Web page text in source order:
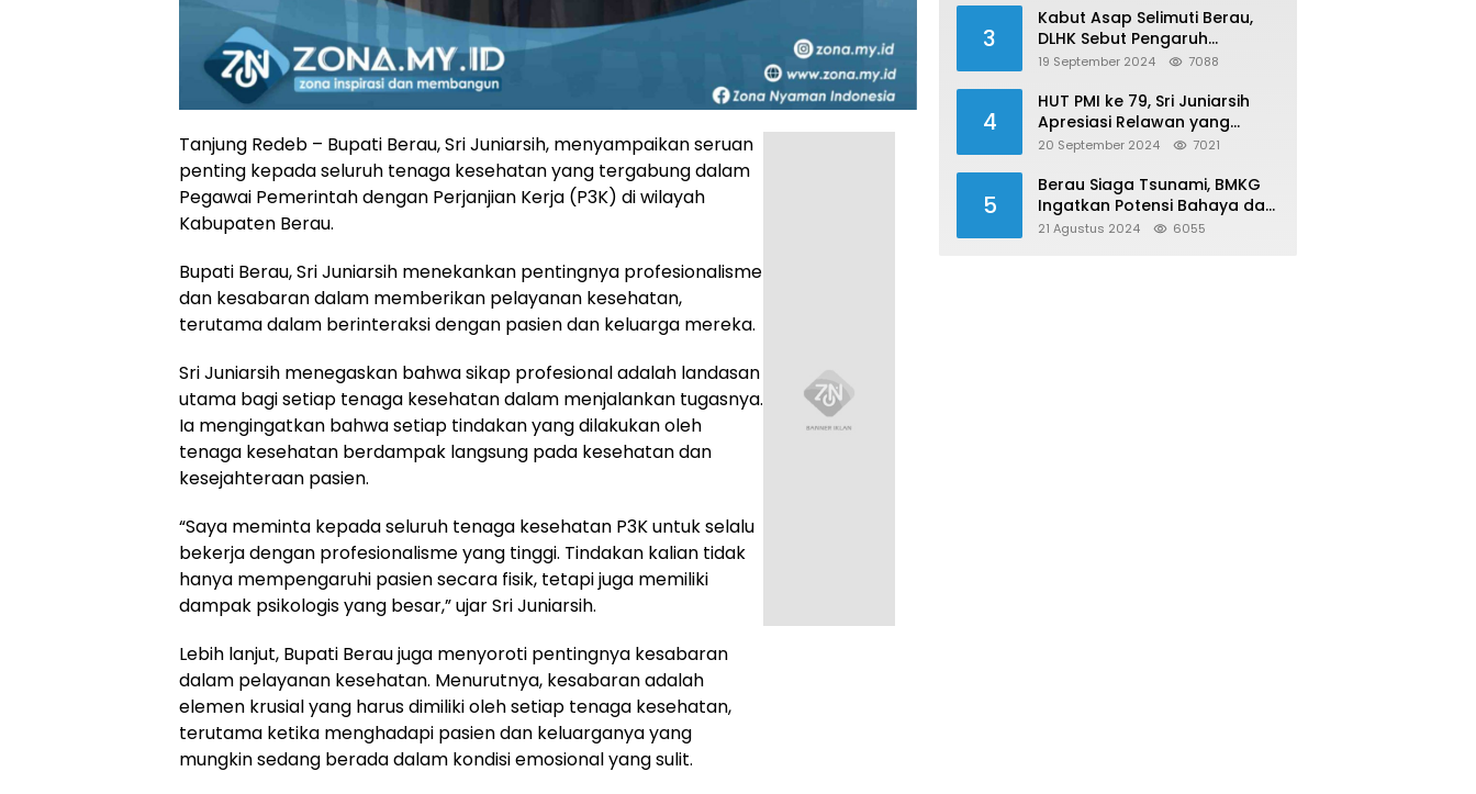
Tanjung Redeb – Bupati Berau, Sri Juniarsih, menyampaikan seruan
penting kepada seluruh tenaga kesehatan yang tergabung dalam
Pegawai Pemerintah dengan Perjanjian Kerja (P3K) di wilayah
Kabupaten Berau.
Bupati Berau, Sri Juniarsih menekankan pentingnya profesionalisme
dan kesabaran dalam memberikan pelayanan kesehatan,
terutama dalam berinteraksi dengan pasien dan keluarga mereka.
Sri Juniarsih menegaskan bahwa sikap profesional adalah landasan
utama bagi setiap tenaga kesehatan dalam menjalankan tugasnya.
Ia mengingatkan bahwa setiap tindakan yang dilakukan oleh
tenaga kesehatan berdampak langsung pada kesehatan dan
kesejahteraan pasien.
“Saya meminta kepada seluruh tenaga kesehatan P3K untuk selalu
bekerja dengan profesionalisme yang tinggi. Tindakan kalian tidak
hanya mempengaruhi pasien secara fisik, tetapi juga memiliki
dampak psikologis yang besar,” ujar Sri Juniarsih.
Lebih lanjut, Bupati Berau juga menyoroti pentingnya kesabaran
dalam pelayanan kesehatan. Menurutnya, kesabaran adalah
elemen krusial yang harus dimiliki oleh setiap tenaga kesehatan,
terutama ketika menghadapi pasien dan keluarganya yang
mungkin sedang berada dalam kondisi emosional yang sulit.
3
Kabut Asap Selimuti Berau,
DLHK Sebut Pengaruh
Karhutla
19 September 2024 7088
4
HUT PMI ke 79, Sri Juniarsih
Apresiasi Relawan yang
Konsisten Donor Darah
20 September 2024 7021
5
Berau Siaga Tsunami, BMKG
Ingatkan Potensi Bahaya dari
Megathrust Utara Sulawesi
21 Agustus 2024 6055